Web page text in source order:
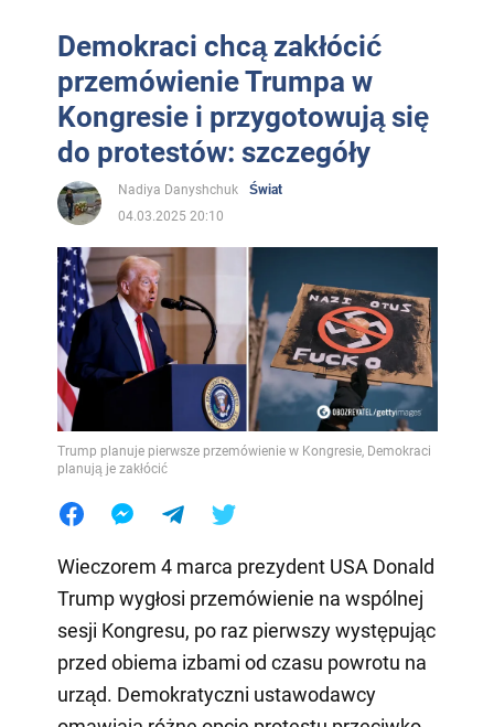
Demokraci chcą zakłócić
przemówienie Trumpa w
Kongresie i przygotowują się
do protestów: szczegóły
Nadiya Danyshchuk
Świat
04.03.2025 20:10
Trump planuje pierwsze przemówienie w Kongresie, Demokraci
planują je zakłócić
Wieczorem 4 marca prezydent USA Donald
Trump wygłosi przemówienie na wspólnej
sesji Kongresu, po raz pierwszy występując
przed obiema izbami od czasu powrotu na
urząd. Demokratyczni ustawodawcy